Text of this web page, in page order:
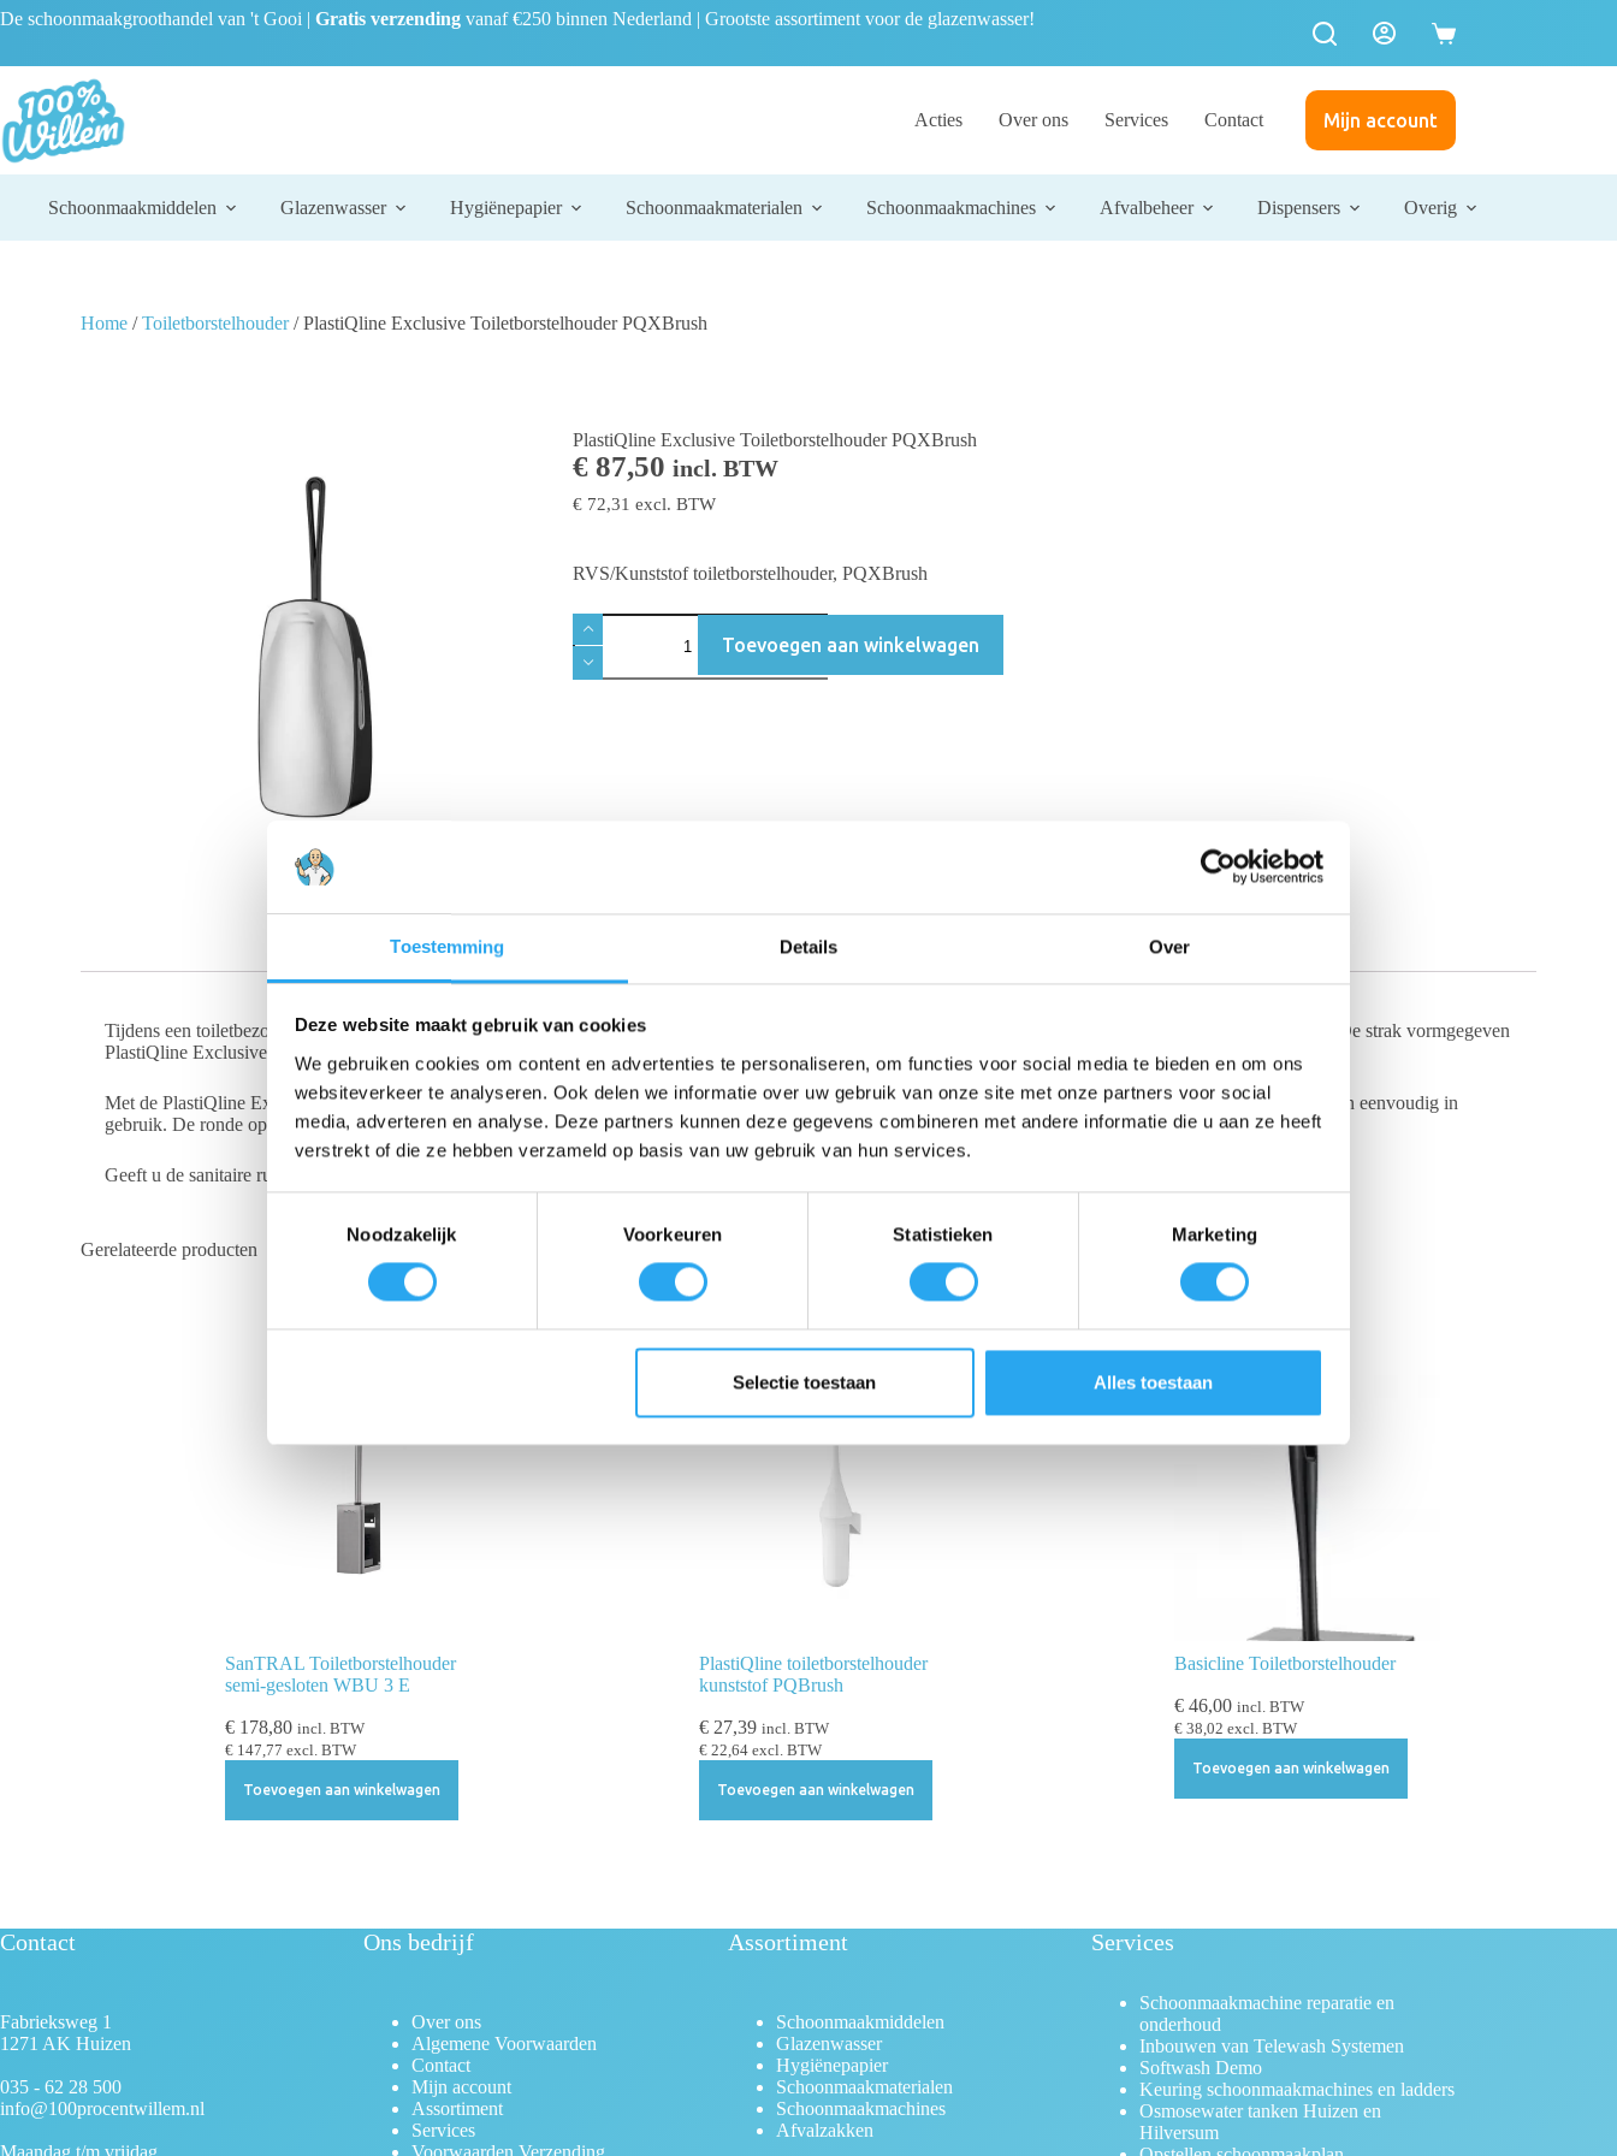
Toestemming Details Over
Deze website maakt gebruik van cookies
We gebruiken cookies om content en advertenties te personaliseren, om functies voor social media te bieden en om ons
websiteverkeer te analyseren. Ook delen we informatie over uw gebruik van onze site met onze partners voor social
media, adverteren en analyse. Deze partners kunnen deze gegevens combineren met andere informatie die u aan ze heeft
verstrekt of die ze hebben verzameld op basis van uw gebruik van hun services.
i
c
t
i
e
Noodzakelijk Voorkeuren Statistieken Marketing
Selectie toestaan Alles toestaan
De schoonmaakgroothandel van 't Gooi | Gratis verzending vanaf €250 binnen Nederland | Grootste assortiment voor de glazenwasser!
Acties Over ons Services Contact Mijn account
Schoonmaakmiddelen Glazenwasser Hygiënepapier Schoonmaakmaterialen Schoonmaakmachines Afvalbeheer Dispensers Overig
Home /Toiletborstelhouder/ PlastiQline Exclusive Toiletborstelhouder PQXBrush
PlastiQline Exclusive Toiletborstelhouder PQXBrush
€ 87,50 incl. BTW
€ 72,31 excl. BTW
RVS/Kunststof toiletborstelhouder, PQXBrush
Toevoegen aan winkelwagen
Tijdens een toiletbezoek willen uw gasten niet geconfronteerd worden met onhygiënisch en rondslingerend vuil. Goed schoonmaakmateriaal is daarom onmisbaar. De strak vormgegeven
PlastiQline Exclusive toiletaccessoires laten zien dat zelfs de kleinste details uw aandacht verdienen.
Met de PlastiQline Exclusive toiletborstelhouder geeft u zelfs de meest eenvoudige toiletruimte een chique touch. De zwarte borstel is zeer eenvoudig uitneembaar en eenvoudig in
gebruik. De ronde opvangschaal aan de onderkant van de houder garandeert ook de volgende gebruiker een hygiënisch en schoon resultaat.
Geeft u de sanitaire ruimte graag de aandacht die zij verdient? Vraag nu de offerte aan.
Gerelateerde producten
SanTRAL Toiletborstelhouder
semi-gesloten WBU 3 E
€ 178,80 incl. BTW
€ 147,77 excl. BTW
Toevoegen aan winkelwagen
PlastiQline toiletborstelhouder
kunststof PQBrush
€ 27,39 incl. BTW
€ 22,64 excl. BTW
Toevoegen aan winkelwagen
Basicline Toiletborstelhouder
€46,00 incl. BTW
€38,02 excl. BTW
Toevoegen aan winkelwagen
Contact
Fabrieksweg 1
1271 AK Huizen
035 - 62 28 500
info@100procentwillem.nl
Maandag t/m vrijdag
Ons bedrijf
Over ons
Algemene Voorwaarden
Contact
Mijn account
Assortiment
Services
Voorwaarden Verzending
Assortiment
Schoonmaakmiddelen
Glazenwasser
Hygiënepapier
Schoonmaakmaterialen
Schoonmaakmachines
Afvalzakken
Services
Schoonmaakmachine reparatie en
onderhoud
Inbouwen van Telewash Systemen
Softwash Demo
Keuring schoonmaakmachines en ladders
Osmosewater tanken Huizen en
Hilversum